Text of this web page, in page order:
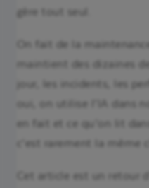
gère tout seul.
On fait de la
maintient des dizaines
jour, les incidents, les
oui, on utilise l’IA dans
en fait et ce qu’on lit
c’est rarement la même
Cet article est un retour